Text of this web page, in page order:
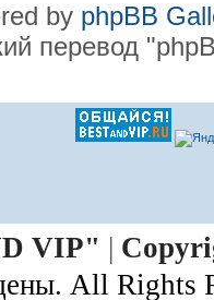
by phpBB
перевод
VIP" |
All Rights